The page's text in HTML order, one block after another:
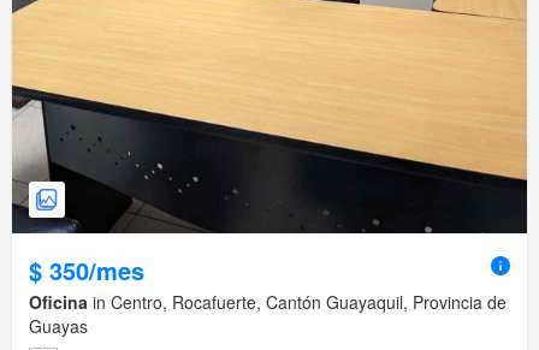
$ 350/mes
Oficina in Centro, Rocafuerte, Cantón Guayaquil, Provincia de
Guayas